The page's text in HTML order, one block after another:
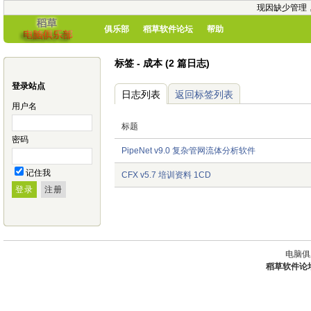
现因缺少管理
俱乐部 稻草软件论坛 帮助
登录站点
用户名
密码
记住我
标签 - 成本 (2 篇日志)
日志列表 返回标签列表
标题
PipeNet v9.0 复杂管网流体分析软件
CFX v5.7 培训资料 1CD
电脑
稻草软件论